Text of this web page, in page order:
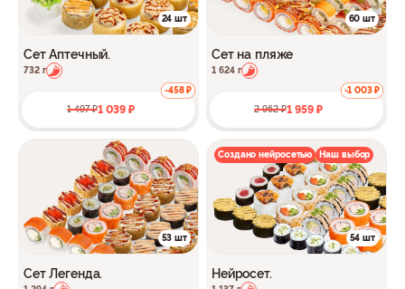
24 шт
Сет Аптечный.
732 г
1 497 ₽1 039 ₽
-458 ₽
60 шт
Сет на пляже
1 624 г
2 962 ₽1 959 ₽
-1 003 ₽
53 шт
Сет Легенда.
Создано нейросетью Наш выбор
54 шт
Нейросет.